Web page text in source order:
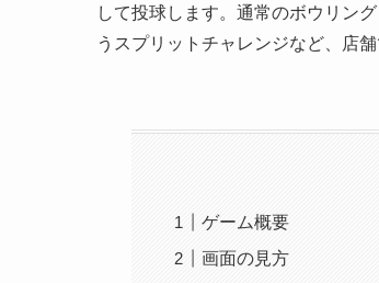
して投球します。通常のボウリン
うスプリットチャレンジなど、店
ゲーム概要
画面の見方